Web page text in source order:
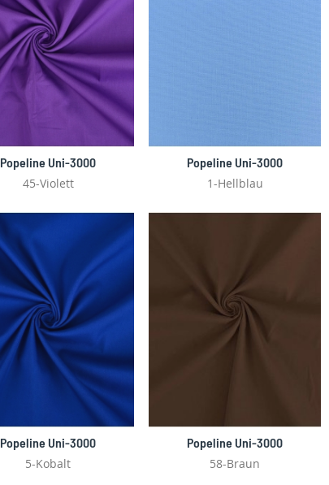
Popeline Uni-3000
45-Violett
Popeline Uni-3000
1-Hellblau
Popeline Uni-3000
5-Kobalt
Popeline Uni-3000
58-Braun